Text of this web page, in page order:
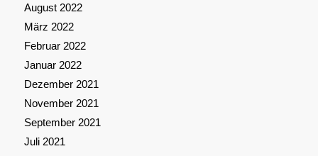
August 2022
März 2022
Februar 2022
Januar 2022
Dezember 2021
November 2021
September 2021
Juli 2021